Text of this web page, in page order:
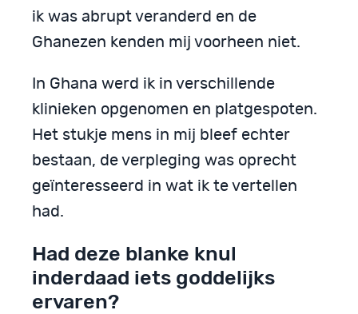
ik was abrupt veranderd en de
Ghanezen kenden mij voorheen niet.
In Ghana werd ik in verschillende
klinieken opgenomen en platgespoten.
Het stukje mens in mij bleef echter
bestaan, de verpleging was oprecht
geïnteresseerd in wat ik te vertellen
had.
Had deze blanke knul
inderdaad iets goddelijks
ervaren?